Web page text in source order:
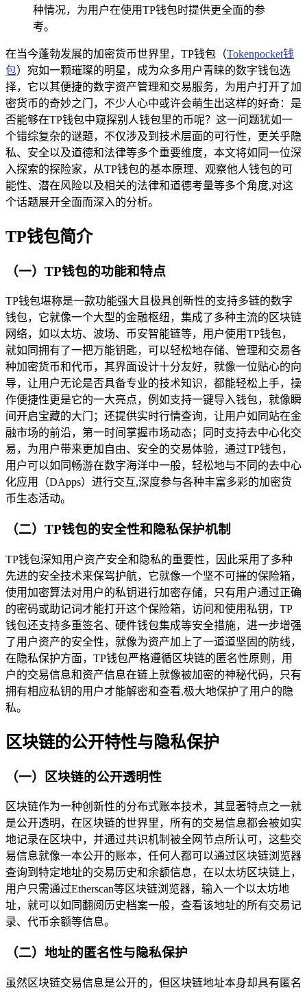
种情况，为用户在使用TP钱包时提供更全面的参
考。
在当今蓬勃发展的加密货币世界里，TP钱包（Tokenpocket钱
包）宛如一颗璀璨的明星，成为众多用户青睐的数字钱包选
择，它以其便捷的数字资产管理和交易服务，为用户打开了加
密货币的奇妙之门，不少人心中或许会萌生出这样的好奇：是
否能够在TP钱包中窥探别人钱包里的币呢？这一问题犹如一
个错综复杂的谜题，不仅涉及到技术层面的可行性，更关乎隐
私、安全以及道德和法律等多个重要维度，本文将如同一位深
入探索的探险家，从TP钱包的基本原理、观察他人钱包的可
能性、潜在风险以及相关的法律和道德考量等多个角度,对这
个话题展开全面而深入的分析。
TP钱包简介
（一）TP钱包的功能和特点
TP钱包堪称是一款功能强大且极具创新性的支持多链的数字
钱包，它就像一个大型的金融枢纽，集成了多种主流的区块链
网络，如以太坊、波场、币安智能链等，用户使用TP钱包，
就如同拥有了一把万能钥匙，可以轻松地存储、管理和交易各
种加密货币和代币，其界面设计十分友好，就像一位贴心的向
导，让用户无论是否具备专业的技术知识，都能轻松上手，操
作便捷性更是它的一大亮点，例如支持一键导入钱包，就像瞬
间开启宝藏的大门；还提供实时行情查询，让用户如同站在金
融市场的前沿，第一时间掌握市场动态；同时支持去中心化交
易，为用户带来更加自由、安全的交易体验，通过TP钱包，
用户可以如同畅游在数字海洋中一般，轻松地与不同的去中心
化应用（DApps）进行交互,深度参与各种丰富多彩的加密货
币生态活动。
（二）TP钱包的安全性和隐私保护机制
TP钱包深知用户资产安全和隐私的重要性，因此采用了多种
先进的安全技术来保驾护航，它就像一个坚不可摧的保险箱，
使用加密算法对用户的私钥进行加密存储，只有用户通过正确
的密码或助记词才能打开这个保险箱，访问和使用私钥，TP
钱包还支持多重签名、硬件钱包集成等安全措施，进一步增强
了用户资产的安全性，就像为资产加上了一道道坚固的防线，
在隐私保护方面，TP钱包严格遵循区块链的匿名性原则，用
户的交易信息和资产信息在链上就像被加密的神秘代码，只有
拥有相应私钥的用户才能解密和查看,极大地保护了用户的隐
私。
区块链的公开特性与隐私保护
（一）区块链的公开透明性
区块链作为一种创新性的分布式账本技术，其显著特点之一就
是公开透明，在区块链的世界里，所有的交易信息都会被如实
地记录在区块中，并通过共识机制被全网节点所认可，这些交
易信息就像一本公开的账本，任何人都可以通过区块链浏览器
查询到特定地址的交易历史和余额信息，在以太坊区块链上，
用户只需通过Etherscan等区块链浏览器，输入一个以太坊地
址，就可以如同翻阅历史档案一般，查看该地址的所有交易记
录、代币余额等信息。
（二）地址的匿名性与隐私保护
虽然区块链交易信息是公开的，但区块链地址本身却具有匿名